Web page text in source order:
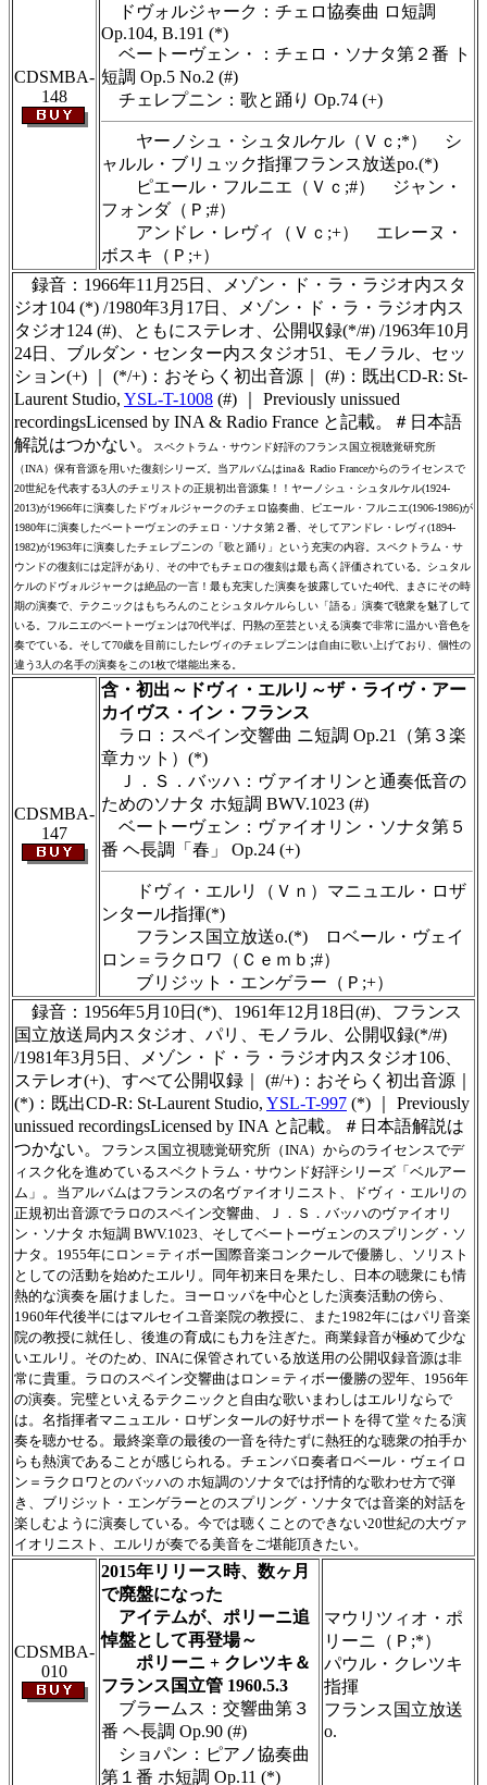
CDSMBA-
148
ドヴォルジャーク：チェロ協奏曲 ロ短調
Op.104, B.191 (*)
ベートーヴェン・：チェロ・ソナタ第２番 ト
短調 Op.5 No.2 (#)
チェレプニン：歌と踊り Op.74 (+)
ヤーノシュ・シュタルケル（Ｖｃ;*） シ
ャルル・ブリュック指揮フランス放送po.(*)
ピエール・フルニエ（Ｖｃ;#） ジャン・
フォンダ（Ｐ;#）
アンドレ・レヴィ（Ｖｃ;+） エレーヌ・
ボスキ（Ｐ;+）
録音：1966年11月25日、メゾン・ド・ラ・ラジオ内スタ
ジオ104 (*) /1980年3月17日、メゾン・ド・ラ・ラジオ内ス
タジオ124 (#)、ともにステレオ、公開収録(*/#) /1963年10月
24日、ブルダン・センター内スタジオ51、モノラル、セッ
ション(+) ｜ (*/+)：おそらく初出音源｜ (#)：既出CD-R: St-
Laurent Studio, YSL-T-1008 (#) ｜ Previously unissued
recordingsLicensed by INA & Radio France と記載。＃日本語
解説はつかない。
スペクトラム・サウンド好評のフランス国立視聴覚研究所
（INA）保有音源を用いた復刻シリーズ。当アルバムはina＆ Radio Franceからのライセンスで
20世紀を代表する3人のチェリストの正規初出音源集！！ヤーノシュ・シュタルケル(1924-
2013)が1966年に演奏したドヴォルジャークのチェロ協奏曲、ピエール・フルニエ(1906-1986)が
1980年に演奏したベートーヴェンのチェロ・ソナタ第２番、そしてアンドレ・レヴィ(1894-
1982)が1963年に演奏したチェレプニンの「歌と踊り」という充実の内容。スペクトラム・サ
ウンドの復刻には定評があり、その中でもチェロの復刻は最も高く評価されている。シュタル
ケルのドヴォルジャークは絶品の一言！最も充実した演奏を披露していた40代、まさにその時
期の演奏で、テクニックはもちろんのことシュタルケルらしい「語る」演奏で聴衆を魅了して
いる。フルニエのベートーヴェンは70代半ば、円熟の至芸といえる演奏で非常に温かい音色を
奏でている。そして70歳を目前にしたレヴィのチェレプニンは自由に歌い上げており、個性の
違う3人の名手の演奏をこの1枚で堪能出来る。
CDSMBA-
147
含・初出～ドヴィ・エルリ～ザ・ライヴ・アー
カイヴス・イン・フランス
ラロ：スペイン交響曲 ニ短調 Op.21（第３楽
章カット）(*)
Ｊ．Ｓ．バッハ：ヴァイオリンと通奏低音の
ためのソナタ ホ短調 BWV.1023 (#)
ベートーヴェン：ヴァイオリン・ソナタ第５
番 ヘ長調「春」 Op.24 (+)
ドヴィ・エルリ（Ｖｎ）マニュエル・ロザ
ンタール指揮(*)
フランス国立放送o.(*) ロベール・ヴェイ
ロン＝ラクロワ（Ｃｅｍｂ;#）
ブリジット・エンゲラー（Ｐ;+）
録音：1956年5月10日(*)、1961年12月18日(#)、フランス
国立放送局内スタジオ、パリ、モノラル、公開収録(*/#)
/1981年3月5日、メゾン・ド・ラ・ラジオ内スタジオ106、
ステレオ(+)、すべて公開収録｜ (#/+)：おそらく初出音源｜
(*)：既出CD-R: St-Laurent Studio, YSL-T-997 (*) ｜ Previously
unissued recordingsLicensed by INA と記載。＃日本語解説は
つかない。
フランス国立視聴覚研究所（INA）からのライセンスでデ
ィスク化を進めているスペクトラム・サウンド好評シリーズ「ベルアー
ム」。当アルバムはフランスの名ヴァイオリニスト、ドヴィ・エルリの
正規初出音源でラロのスペイン交響曲、Ｊ．Ｓ．バッハのヴァイオリ
ン・ソナタ ホ短調 BWV.1023、そしてベートーヴェンのスプリング・ソ
ナタ。1955年にロン＝ティボー国際音楽コンクールで優勝し、ソリスト
としての活動を始めたエルリ。同年初来日を果たし、日本の聴衆にも情
熱的な演奏を届けました。ヨーロッパを中心とした演奏活動の傍ら、
1960年代後半にはマルセイユ音楽院の教授に、また1982年にはパリ音楽
院の教授に就任し、後進の育成にも力を注ぎた。商業録音が極めて少な
いエルリ。そのため、INAに保管されている放送用の公開収録音源は非
常に貴重。ラロのスペイン交響曲はロン＝ティボー優勝の翌年、1956年
の演奏。完璧といえるテクニックと自由な歌いまわしはエルリならで
は。名指揮者マニュエル・ロザンタールの好サポートを得て堂々たる演
奏を聴かせる。最終楽章の最後の一音を待たずに熱狂的な聴衆の拍手か
らも熱演であることが感じられる。チェンバロ奏者ロベール・ヴェイロ
ン＝ラクロワとのバッハの ホ短調のソナタでは抒情的な歌わせ方で弾
き、ブリジット・エンゲラーとのスプリング・ソナタでは音楽的対話を
楽しむように演奏している。今では聴くことのできない20世紀の大ヴァ
イオリニスト、エルリが奏でる美音をご堪能頂きたい。
CDSMBA-
010
2015年リリース時、数ヶ月
で廃盤になった
アイテムが、ポリーニ追
悼盤として再登場～
ポリーニ + クレツキ＆
フランス国立管 1960.5.3
ブラームス：交響曲第３
番 ヘ長調 Op.90 (#)
ショパン：ピアノ協奏曲
第１番 ホ短調 Op.11 (*)
マウリツィオ・ポ
リーニ（Ｐ;*）
パウル・クレツキ
指揮
フランス国立放送
o.